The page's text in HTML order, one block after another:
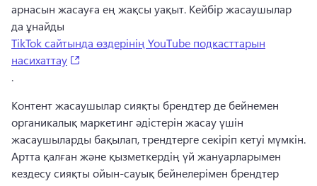
арнасын жасауға ең жақсы уақыт. Кейбір жасаушылар
да ұнайды
TikTok сайтында өздерінің YouTube подкасттарын
насихаттау
.
Контент жасаушылар сияқты брендтер де бейнемен
органикалық маркетинг әдістерін жасау үшін
Артта қалған және қызметкердің үй жануарларымен
кездесу сияқты ойын-сауық бейнелерімен брендтер